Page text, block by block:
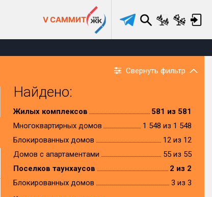
V САММИТ
Свернуть фильтр
Найдено:
Жилых комплексов
581 из 581
Многоквартирных домов
1 548 из 1 548
Блокированных домов
12 из 12
Домов с апартаментами
55 из 55
Поселков таунхаусов
2 из 2
Блокированных домов
3 из 3